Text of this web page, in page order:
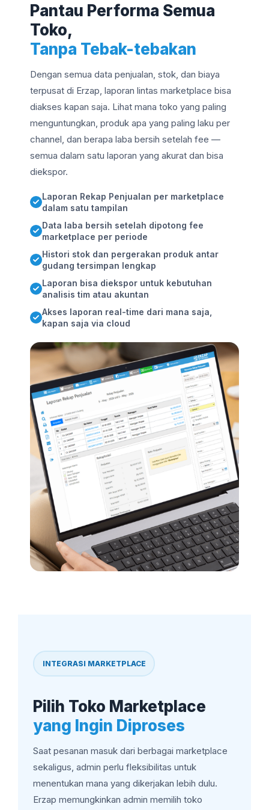
Pantau Performa Semua
Toko,
Tanpa Tebak-tebakan
Dengan semua data penjualan, stok, dan biaya
terpusat di Erzap, laporan lintas marketplace bisa
diakses kapan saja. Lihat mana toko yang paling
menguntungkan, produk apa yang paling laku per
channel, dan berapa laba bersih setelah fee —
semua dalam satu laporan yang akurat dan bisa
diekspor.
Laporan Rekap Penjualan per marketplace
dalam satu tampilan
Data laba bersih setelah dipotong fee
marketplace per periode
Histori stok dan pergerakan produk antar
gudang tersimpan lengkap
Laporan bisa diekspor untuk kebutuhan
analisis tim atau akuntan
Akses laporan real-time dari mana saja,
kapan saja via cloud
INTEGRASI MARKETPLACE
Pilih Toko Marketplace
yang Ingin Diproses
Saat pesanan masuk dari berbagai marketplace
sekaligus, admin perlu fleksibilitas untuk
menentukan mana yang dikerjakan lebih dulu.
Erzap memungkinkan admin memilih toko